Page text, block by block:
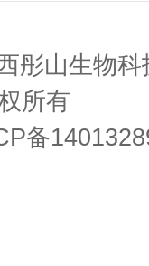
彤山生物科
所有
备